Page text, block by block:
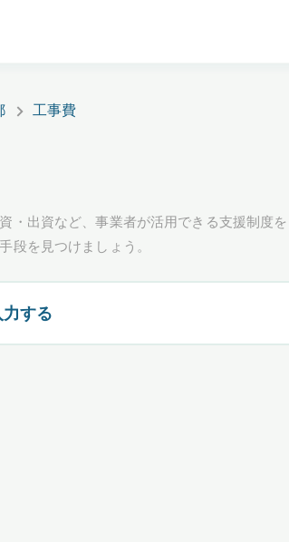
工事費
・出資など、事業者が活用できる支援制度
段を見つけましょう。
する